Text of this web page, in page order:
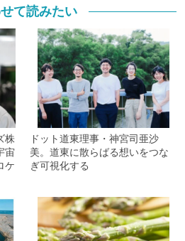
て読みたい
株
宙
ケ
ドット道東理事・神宮司亜沙
美。道東に散らばる想いをつな
ぎ可視化する